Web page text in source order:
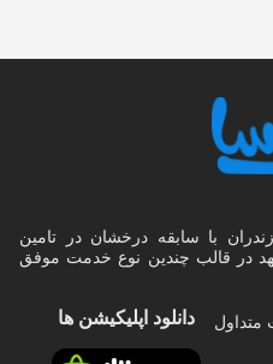
با سابقه درخشان در تامین
در قالب چندین نوع خدمت موفق
متداول دانلود اپلیکیشن‌ ها